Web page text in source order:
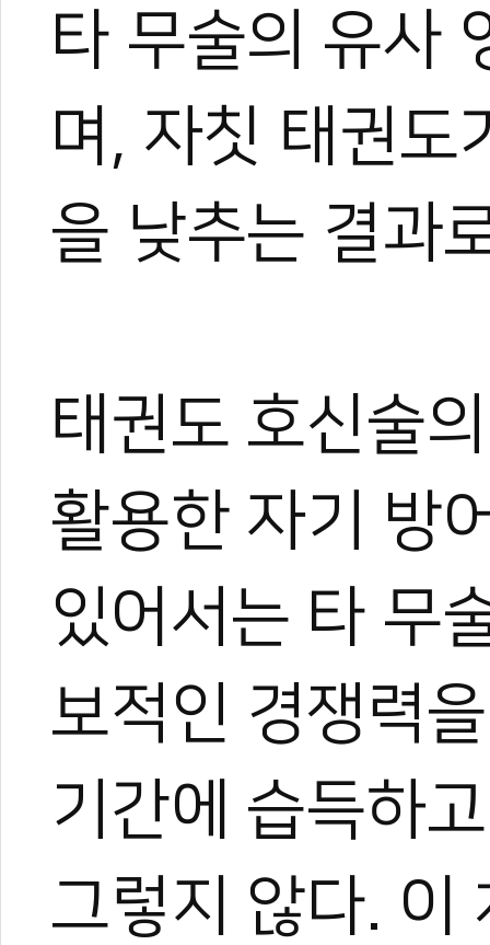
타 무술의 유사
며, 자칫 태권도
을 낮추는 결과
태권도 호신술
활용한 자기 방
있어서는 타 무
보적인 경쟁력
기간에 습득하
그렇지 않다. 이
파 등 새로운 시범 기술을
도한마당대회에서도 우승
품새선수권대회, 세계유
태권도협회 태권도시범단
새, 시범을 모두 아우르는
0 0